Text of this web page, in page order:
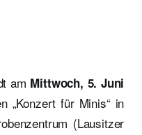
am Mittwoch, 5. Juni
„Konzert für Minis“ in
(Lausitzer